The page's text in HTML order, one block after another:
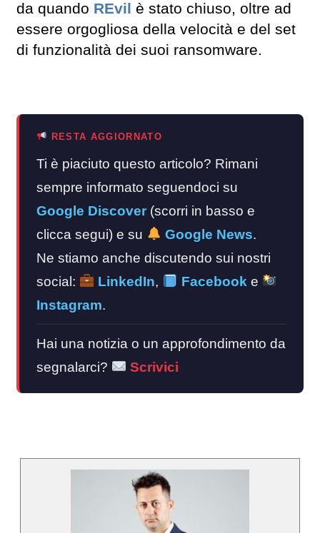
da quando REvil è stato chiuso, oltre ad
essere orgogliosa della velocità e del set
di funzionalità dei suoi ransomware.
RESTA AGGIORNATO
Ti è piaciuto questo articolo? Rimani
sempre informato seguendoci su
Google Discover (scorri in basso e
clicca segui) e su
Google News.
Ne stiamo anche discutendo sui nostri
social:
LinkedIn, Facebook e
Instagram.
Hai una notizia o un approfondimento da
segnalarci?
Scrivici